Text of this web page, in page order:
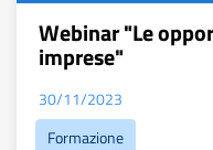
Webinar "Le
imprese"
30/11/2023
Formazione